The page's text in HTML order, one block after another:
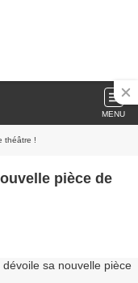
MENU
théâtre !
pièce de